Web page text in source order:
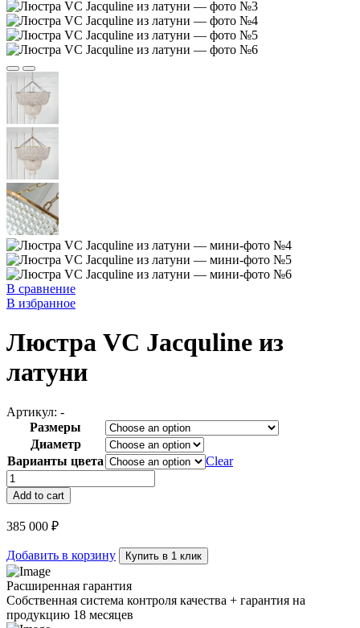
В сравнение
В избранное
Люстра VC Jacquline из
латуни
Артикул: -
Размеры
Диаметр
Варианты цвета
Clear
Люстра
VC
Jacquline
из
латуни
quantity
Add to cart
385 000 ₽
Добавить в корзину Купить в 1 клик
Расширенная гарантия
Собственная система контроля качества + гарантия на
продукцию 18 месяцев